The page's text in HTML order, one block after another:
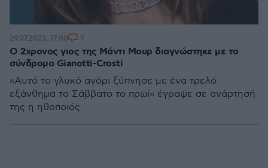
Ο 2χρονος γιος της Μάντι Μουρ διαγνώστηκε με το
σύνδρομο Gianotti-Crosti
«Αυτό το γλυκό αγόρι ξύπνησε με ένα τρελό
εξάνθημα το Σάββατο το πρωί» έγραψε σε ανάρτησή
της η ηθοποιός
29.07.2023, 17:00 9